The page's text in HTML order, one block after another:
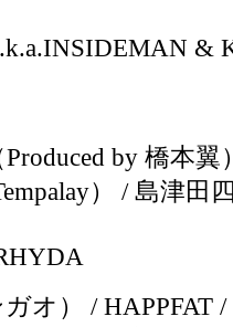
&
by 橋本翼
） / 島津田
オ） / HAPPFAT /